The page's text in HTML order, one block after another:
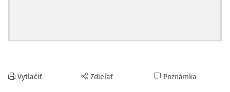
Vytlačiť Zdieľať Poznámka